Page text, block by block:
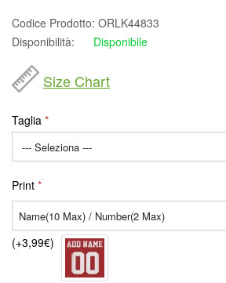
Codice Prodotto: ORLK44833
Disponibilità:
Disponibile
Size Chart
Taglia
Print
(+3,99€)